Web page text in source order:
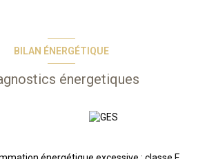
en cours
qui bénéficie d'un enneigement et d'un
3 pièces situé au 2ème étage d'une
BILAN ÉNERGÉTIQUE
énergetiques